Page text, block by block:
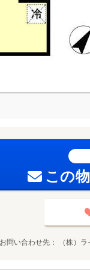
この
お問い合わせ先 （株）